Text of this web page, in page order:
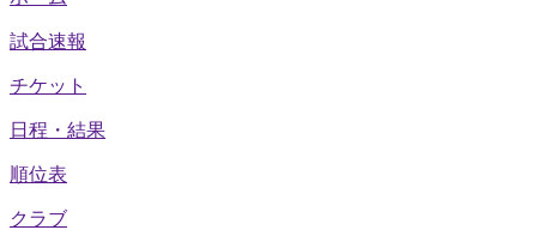
試合速報
チケット
日程・結果
順位表
クラブ